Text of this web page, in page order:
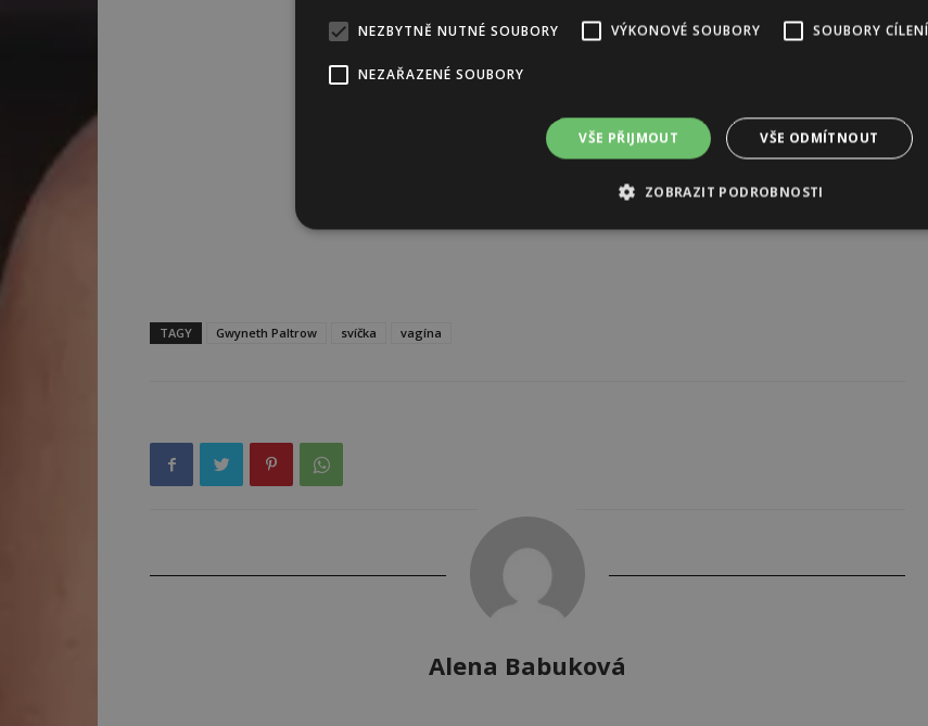
TAGY Gwyneth Paltrow svíčka vagína
Alena Babuková
NEZBYTNĚ NUTNÉ SOUBORY VÝKONOVÉ SOUBORY SOUBORY CÍLENÍ
NEZAŘAZENÉ SOUBORY
VŠE PŘIJMOUT VŠE ODMÍTNOUT
ZOBRAZIT PODROBNOSTI